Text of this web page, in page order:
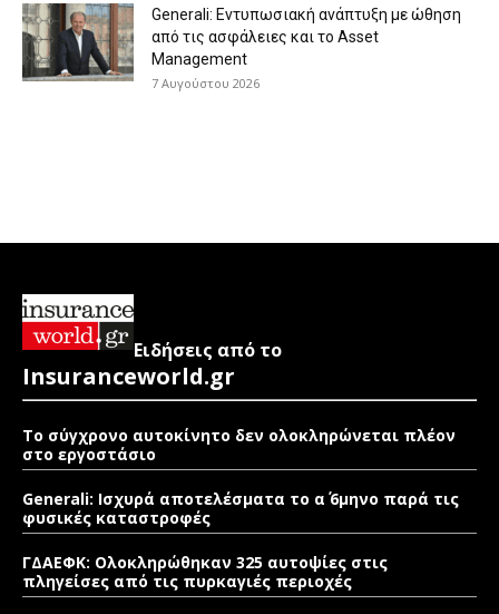
Generali: Eντυπωσιακή ανάπτυξη με ώθηση
από τις ασφάλειες και το Asset
Management
7 Αυγούστου 2026
Ειδήσεις από το
Insuranceworld.gr
Το σύγχρονο αυτοκίνητο δεν ολοκληρώνεται πλέον
στο εργοστάσιο
Generali: Ισχυρά αποτελέσματα το α΄ 6μηνο παρά τις
φυσικές καταστροφές
ΓΔΑΕΦΚ: Ολοκληρώθηκαν 325 αυτοψίες στις
πληγείσες από τις πυρκαγιές περιοχές